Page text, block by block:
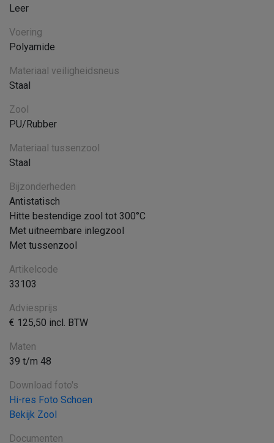
Leer
Voering
Polyamide
Materiaal veiligheidsneus
Staal
Zool
PU/Rubber
Materiaal tussenzool
Staal
Bijzonderheden
Antistatisch
Hitte bestendige zool tot 300°C
Met uitneembare inlegzool
Met tussenzool
Artikelcode
33103
Adviesprijs
€ 125,50 incl. BTW
Maten
39 t/m 48
Download foto's
Hi-res Foto Schoen
Bekijk Zool
Documenten